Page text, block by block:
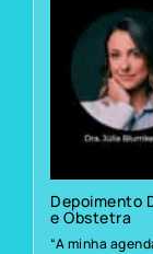
Depoimento
e Obstetra
“A minha